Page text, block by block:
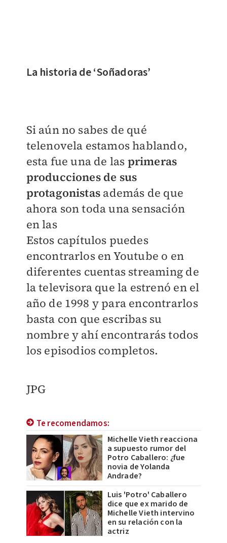
La historia de ‘Soñadoras’
Si aún no sabes de qué
telenovela estamos hablando,
esta fue una de las primeras
producciones de sus
protagonistas además de que
ahora son toda una sensación
en las
Estos capítulos puedes
encontrarlos en Youtube o en
diferentes cuentas streaming de
la televisora que la estrenó en el
año de 1998 y para encontrarlos
basta con que escribas su
nombre y ahí encontrarás todos
los episodios completos.
JPG
Te recomendamos:
Michelle Vieth reacciona
a supuesto rumor del
Potro Caballero: ¿fue
novia de Yolanda
Andrade?
Luis 'Potro' Caballero
dice que ex marido de
Michelle Vieth intervino
en su relación con la
actriz